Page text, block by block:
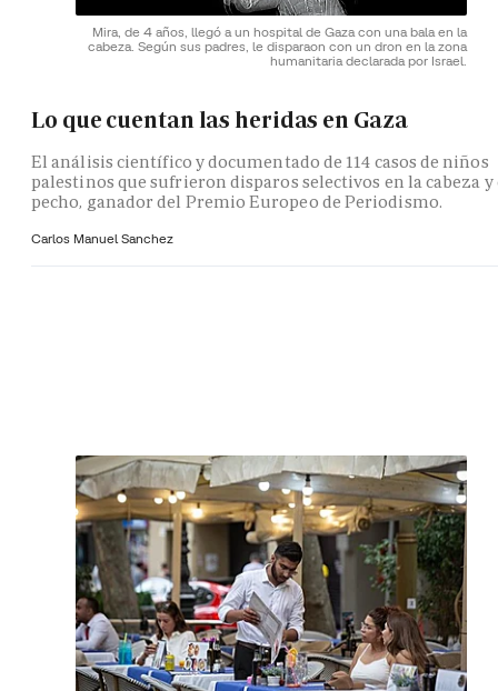
Mira, de 4 años, llegó a un hospital de Gaza con una bala en la
cabeza. Según sus padres, le disparaon con un dron en la zona
humanitaria declarada por Israel.
Lo que cuentan las heridas en Gaza
El análisis científico y documentado de 114 casos de niños
palestinos que sufrieron disparos selectivos en la cabeza y
pecho, ganador del Premio Europeo de Periodismo.
Carlos Manuel Sanchez